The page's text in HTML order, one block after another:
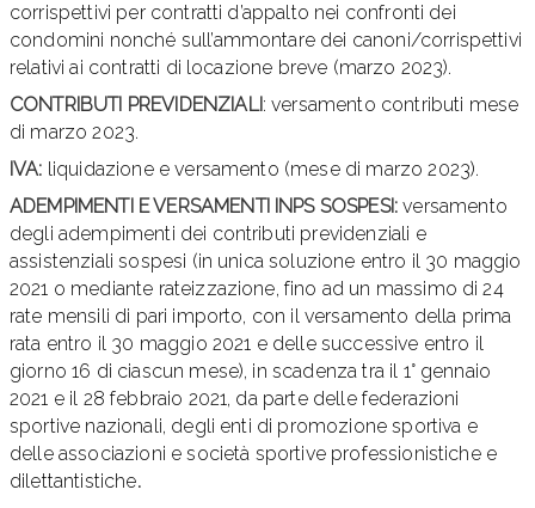
corrispettivi per contratti d’appalto nei confronti dei
condomini nonché sull’ammontare dei canoni/corrispettivi
relativi ai contratti di locazione breve (marzo 2023).
CONTRIBUTI PREVIDENZIALI: versamento contributi mese
di marzo 2023.
IVA: liquidazione e versamento (mese di marzo 2023).
ADEMPIMENTI E VERSAMENTI INPS SOSPESI:versamento
degli adempimenti dei contributi previdenziali e
assistenziali sospesi (in unica soluzione entro il 30 maggio
2021 o mediante rateizzazione, fino ad un massimo di 24
rate mensili di pari importo, con il versamento della prima
rata entro il 30 maggio 2021 e delle successive entro il
giorno 16 di ciascun mese), in scadenza tra il 1° gennaio
2021 e il 28 febbraio 2021, da parte delle federazioni
sportive nazionali, degli enti di promozione sportiva e
delle associazioni e società sportive professionistiche e
dilettantistiche.